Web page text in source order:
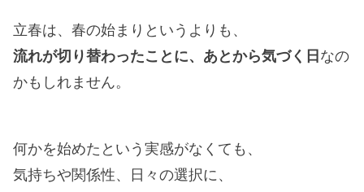
立春は、春の始まりというよりも、
流れが切り替わったことに、あとから気づく日 なの
かもしれません。
何かを始めたという実感がなくても、
気持ちや関係性、日々の選択に、